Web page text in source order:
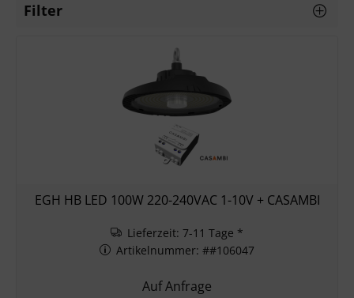
Filter
EGH HB LED 100W 220-240VAC 1-10V + CASAMBI
Lieferzeit: 7-11 Tage *
Artikelnummer: ##106047
Auf Anfrage